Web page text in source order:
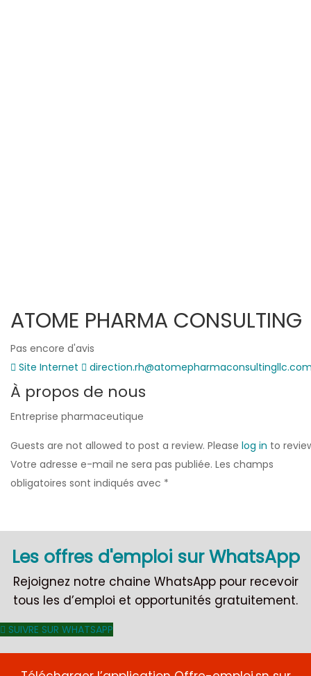
ATOME PHARMA CONSULTING
Pas encore d'avis
Site Internet
À propos de nous
Entreprise pharmaceutique
Guests are not allowed to post a review. Please log in to
Votre adresse e-mail ne sera pas publiée. Les champs
obligatoires sont indiqués avec *
Les offres d'emploi sur WhatsApp
Rejoignez notre chaine WhatsApp pour recevoir
tous les d’emploi et opportunités gratuitement.
SUIVRE SUR WHATSAPP